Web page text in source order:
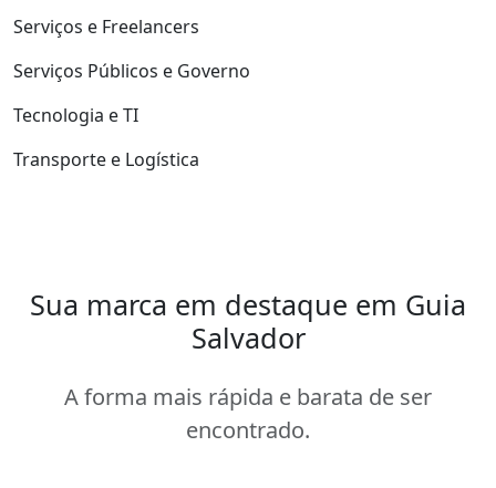
Serviços e Freelancers
Serviços Públicos e Governo
Tecnologia e TI
Transporte e Logística
Sua marca em destaque em Guia
Salvador
A forma mais rápida e barata de ser
encontrado.